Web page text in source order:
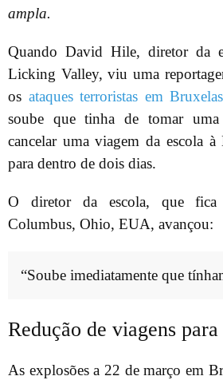
ampla.
Quando David Hile, diretor da
Licking Valley, viu uma
os ataques terroristas em Bruxelas
soube que tinha de tomar uma
cancelar uma viagem da escola à
para dentro de dois dias.
O diretor da escola, que
Columbus, Ohio, EUA, avançou:
“Soube imediatamente que
Redução de viagens
As explosões a 22 de março em